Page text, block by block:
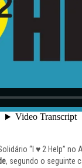
“I ♥ 2 Help”
, segundo o seguinte